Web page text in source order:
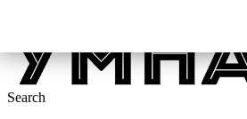
Search